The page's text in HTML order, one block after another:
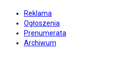
Reklama
Ogłoszenia
Prenumerata
Archiwum